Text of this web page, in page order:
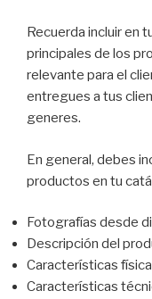
Recuerda incluir en
principales de los
relevante para el
entregues a tus
generes.
En general, debes
productos en tu
Fotografías desde
Descripción del
Características
Características